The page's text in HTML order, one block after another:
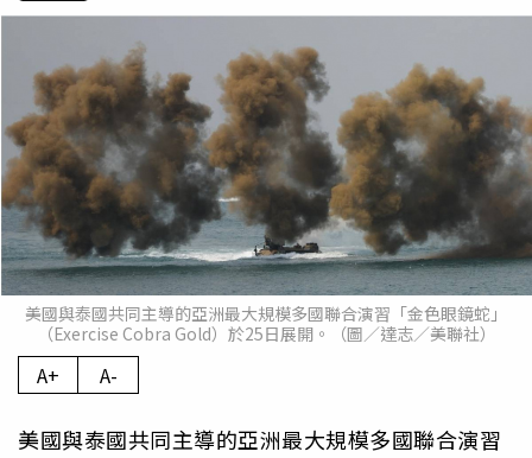
美國與泰國共同主導的亞洲最大規模多國聯合演習「金色眼鏡蛇」
（Exercise Cobra Gold）於25日展開。（圖／達志／美聯社）
A+ A-
美國與泰國共同主導的亞洲最大規模多國聯合演習